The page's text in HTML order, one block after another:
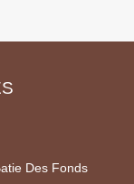
Des Fonds